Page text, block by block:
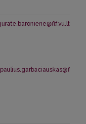
jurate.baroniene@flf.vu.lt
paulius.garbaciauskas@flf.vu.lt